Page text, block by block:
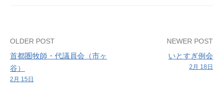
生）
Post
navigation
OLDER POST
首都圏牧師・代議員会（市ヶ
谷）
2月 15日
NEWER POST
いとすぎ例会
2月 18日